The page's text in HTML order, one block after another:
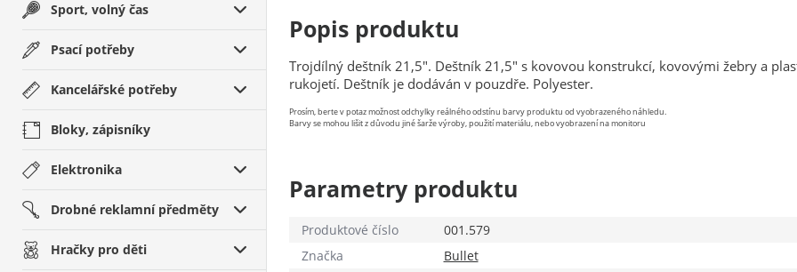
Sport, volný čas
Psací potřeby
Kancelářské potřeby
Bloky, zápisníky
Elektronika
Drobné reklamní předměty
Hračky pro děti
Popis produktu
Trojdílný deštník 21,5". Deštník 21,5" s kovovou konstrukcí, kovovými žebry a
rukojetí. Deštník je dodáván v pouzdře. Polyester.
Prosím, berte v potaz možnost odchylky reálného odstínu barvy produktu od vyobrazeného náhledu.
Barvy se mohou lišit z důvodu jiné šarže výroby, použití materiálu, nebo vyobrazení na monitoru
Parametry produktu
Produktové číslo
001.579
Značka
Bullet